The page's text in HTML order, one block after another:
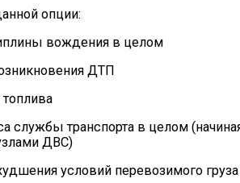
опции:
вождения в целом
ДТП
службы транспорта в целом
ДВС)
условий перевозимого груза